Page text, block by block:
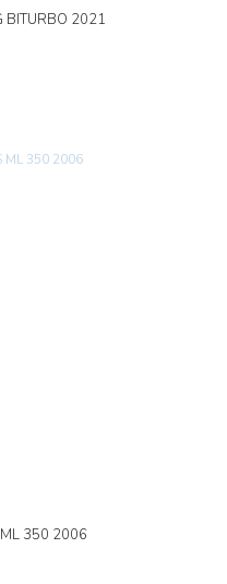
BITURBO 2021
ML 350 2006